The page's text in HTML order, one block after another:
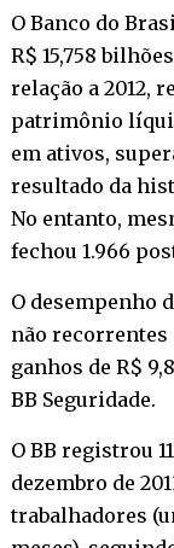
O Banco do
R$ 15,758
relação a 2012,
patrimônio
em ativos,
resultado da
No entanto,
fechou 1.966
O desempenho
não
ganhos de R$
BB Seguridade.
O BB registrou
dezembro de
trabalhadores